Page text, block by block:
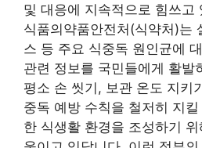
및 대응에 지속적으로 힘쓰고
식품의약품안전처(식약처)는
스 등 주요 식중독 원인균에
관련 정보를 국민들에게 활발
평소 손 씻기, 보관 온도 지키
중독 예방 수칙을 철저히 지
한 식생활 환경을 조성하기